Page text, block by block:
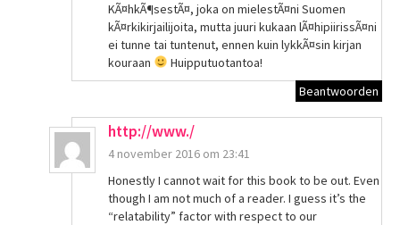
KÃ¤hkÃ¶sestÃ¤, joka on mielestÃ¤ni Suomen
kÃ¤rkikirjailijoita, mutta juuri kukaan lÃ¤hipiirissÃ¤ni
ei tunne tai tuntenut, ennen kuin lykkÃ¤sin kirjan
kouraan
Huipputuotantoa!
Beantwoorden
http://www./
4 november 2016 om 23:41
Honestly I cannot wait for this book to be out. Even
though I am not much of a reader. I guess it’s the
“relatability” factor with respect to our